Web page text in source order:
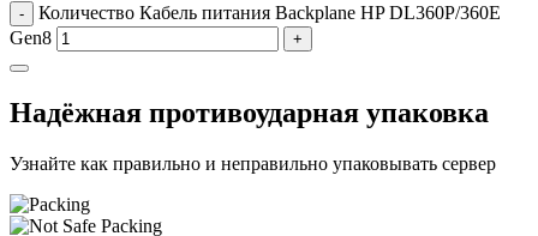
-
Количество Кабель питания Backplane HP DL360P/360E
Gen8
+
Надёжная противоударная упаковка
Узнайте как правильно и неправильно упаковывать сервер